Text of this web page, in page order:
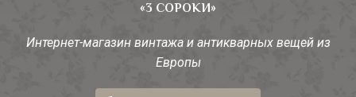
«3 СОРОКИ»
Интернет-магазин винтажа и антикварных вещей из
Европы